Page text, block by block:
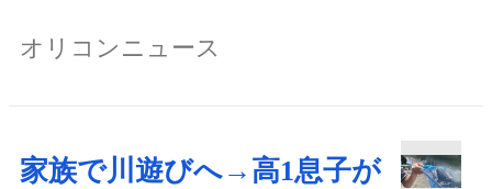
オリコンニュース
家族で川遊びへ→高1息子が